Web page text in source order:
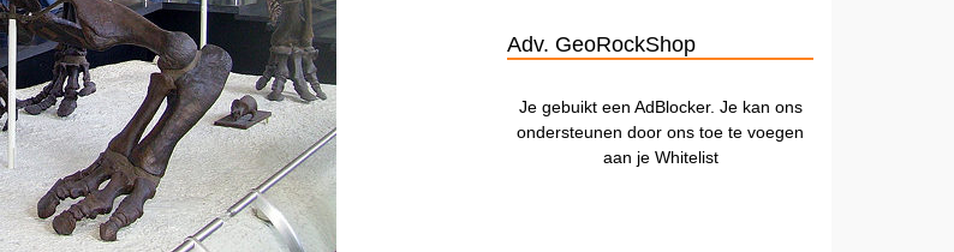
Adv. GeoRockShop
Je gebuikt een AdBlocker. Je kan ons
ondersteunen door ons toe te voegen
aan je Whitelist